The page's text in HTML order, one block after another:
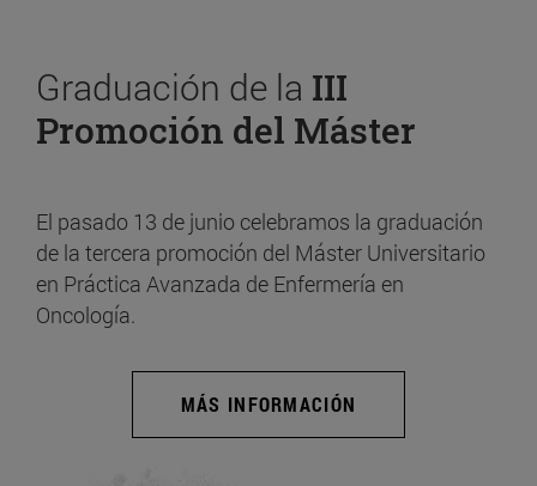
Graduación de la III
Promoción del Máster
El pasado 13 de junio celebramos la graduación
de la tercera promoción del Máster Universitario
en Práctica Avanzada de Enfermería en
Oncología.
MÁS INFORMACIÓN